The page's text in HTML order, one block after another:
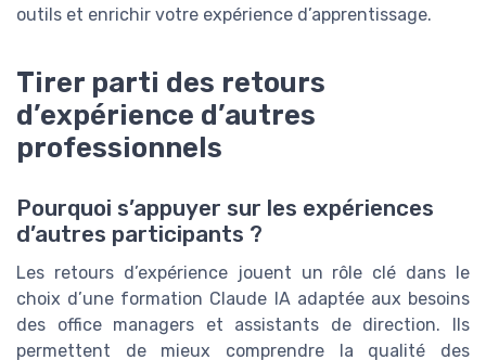
outils et enrichir votre expérience d’apprentissage.
Tirer parti des retours
d’expérience d’autres
professionnels
Pourquoi s’appuyer sur les expériences
d’autres participants ?
Les retours d’expérience jouent un rôle clé dans le
choix d’une formation Claude IA adaptée aux besoins
des office managers et assistants de direction. Ils
permettent de mieux comprendre la qualité des